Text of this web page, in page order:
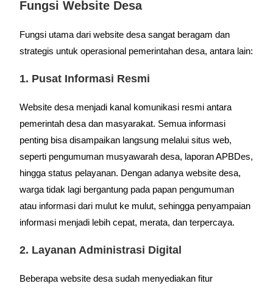
Fungsi Website Desa
Fungsi utama dari website desa sangat beragam dan
strategis untuk operasional pemerintahan desa, antara lain:
1. Pusat Informasi Resmi
Website desa menjadi kanal komunikasi resmi antara
pemerintah desa dan masyarakat. Semua informasi
penting bisa disampaikan langsung melalui situs web,
seperti pengumuman musyawarah desa, laporan APBDes,
hingga status pelayanan. Dengan adanya website desa,
warga tidak lagi bergantung pada papan pengumuman
atau informasi dari mulut ke mulut, sehingga penyampaian
informasi menjadi lebih cepat, merata, dan terpercaya.
2. Layanan Administrasi Digital
Beberapa website desa sudah menyediakan fitur